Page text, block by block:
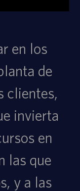
en los
de
clientes,
invierta
en
las que
y a las